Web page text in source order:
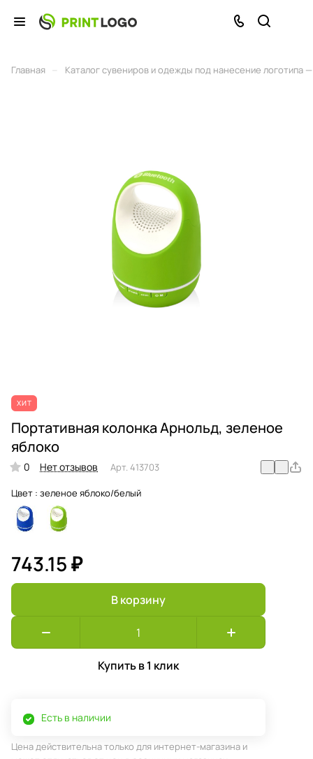
Главная Каталог сувениров и одежды под нанесение логотипа
ХИТ
Портативная колонка Арнольд, зеленое
яблоко
0 Нет отзывов Арт. 413703
Цвет : зеленое яблоко/белый
743.15 ₽
В корзину
Купить в 1 клик
Есть в наличии
Цена действительна только для интернет-магазина и